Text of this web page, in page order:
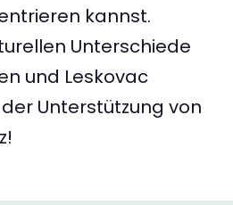
kannst.
Unterschiede
und Leskovac
Unterstützung von